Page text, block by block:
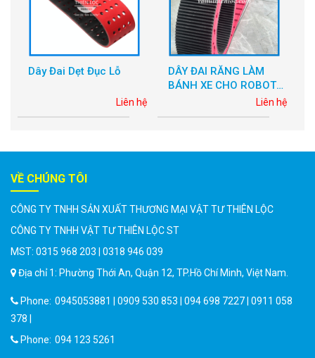
Đai Dẹt Đục Lỗ
DÂY ĐAI RĂNG LÀM
BÁNH XE CHO ROBOT
VỆ SINH TẤM PIN NĂNG
LƯỢNG MẶT TRỜI
MÁY HÚT
KHÔNG,
KHOÉT
VỀ CHÚNG TÔI
CÔNG TY TNHH SẢN XUẤT THƯƠNG MẠI VẬT TƯ THIÊN LỘC
CÔNG TY TNHH VẬT TƯ THIÊN LỘC ST
MST: 0315 968 203 | 0318 946 039
Địa chỉ 1: Phường Thới An, Quận 12, TP.Hồ Chí Minh, Việt Nam.
Phone: 0945053881 | 0909 530 853 | 094 698 7227 | 0911 058
378 |
Phone: 094 123 5261